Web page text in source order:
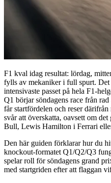
F1 kval idag resultat: lördag,
fylls av mekaniker i full spurt.
intensivaste passet på hela F1-
Q1 börjar söndagens race från
får startfördelen och reser
svår att överskatta, oavsett om
Bull, Lewis Hamilton i Ferrari
Den här guiden förklarar hur du
knockout-formatet Q1/Q2/Q3
spelar roll för söndagens grand
med startgriden efter att flaggan